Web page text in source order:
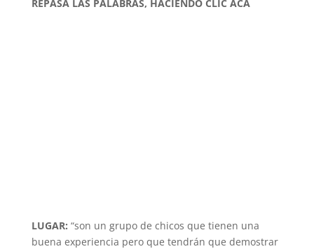
REPASA LAS PALABRAS, HACIENDO CLIC ACA
LUGAR: “son un grupo de chicos que tienen una
buena experiencia pero que tendrán que demostrar